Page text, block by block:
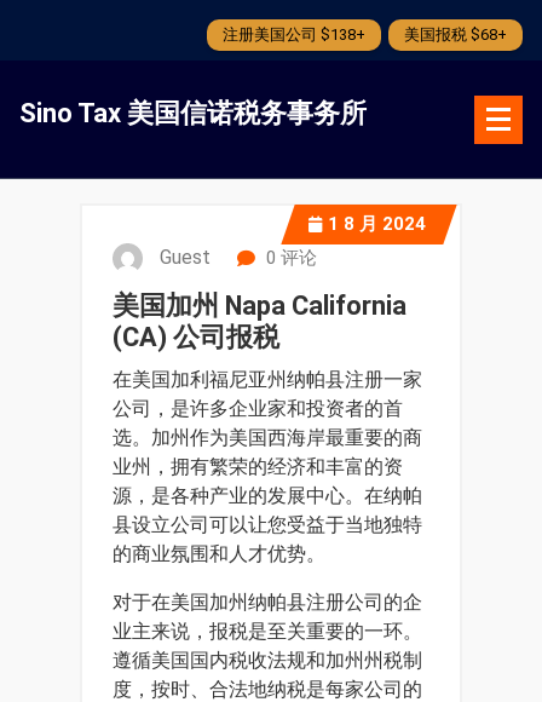
注册美国公司 $138+ 美国报税 $68+
Sino Tax 美国信诺税务事务所
1 8 月 2024
Guest 0 评论
美国加州 Napa California
(CA) 公司报税
在美国加利福尼亚州纳帕县注册一家
公司，是许多企业家和投资者的首
选。加州作为美国西海岸最重要的商
业州，拥有繁荣的经济和丰富的资
源，是各种产业的发展中心。在纳帕
县设立公司可以让您受益于当地独特
的商业氛围和人才优势。
对于在美国加州纳帕县注册公司的企
业主来说，报税是至关重要的一环。
遵循美国国内税收法规和加州州税制
度，按时、合法地纳税是每家公司的